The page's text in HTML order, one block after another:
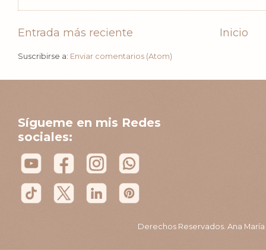
Entrada más reciente Inicio
Suscribirse a: Enviar comentarios (Atom)
Sígueme en mis Redes
sociales:
Derechos Reservados. Ana